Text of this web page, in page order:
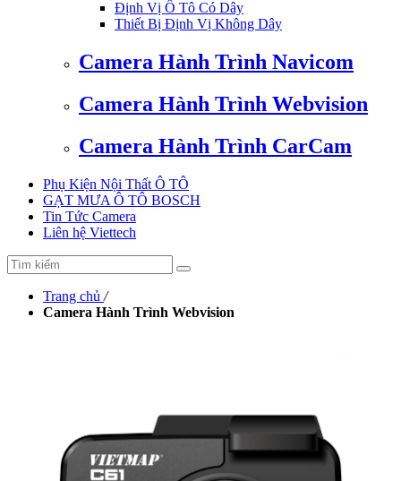
Định Vị Ô Tô Có Dây
Thiết Bị Định Vị Không Dây
Camera Hành Trình Navicom
Camera Hành Trình Webvision
Camera Hành Trình CarCam
Phụ Kiện Nội Thất Ô TÔ
GẠT MƯA Ô TÔ BOSCH
Tin Tức Camera
Liên hệ Viettech
Trang chủ /
Camera Hành Trình Webvision